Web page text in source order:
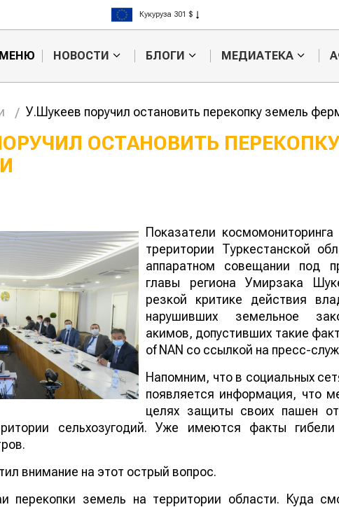
Рис 408 $
Пшеница 423 $
МЕНЮ НОВОСТИ БЛОГИ МЕДИАТЕКА
У.Шукеев поручил остановить перекопку земель
ОСТАНОВИТЬ
Показатели
треритории Туркестанской
аппаратном совещании под
главы региона Умирзака
резкой критике действия
нарушивших земельное
акимов, допустивших такие
of NAN со ссылкой на пресс-
Напомним, что в социальных
появляется информация, что
целях защиты своих пашен от
сельхозугодий. Уже имеются факты
внимание на этот острый вопрос.
перекопки земель на территории области. Куда
Китае может